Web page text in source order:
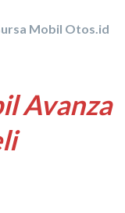
Mobil Otos.id
Avanza